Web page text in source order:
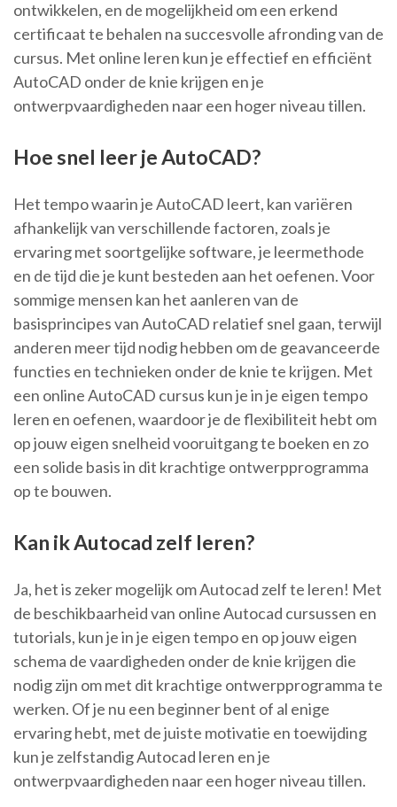
ontwikkelen, en de mogelijkheid om een erkend
certificaat te behalen na succesvolle afronding van de
cursus. Met online leren kun je effectief en efficiënt
AutoCAD onder de knie krijgen en je
ontwerpvaardigheden naar een hoger niveau tillen.
Hoe snel leer je AutoCAD?
Het tempo waarin je AutoCAD leert, kan variëren
afhankelijk van verschillende factoren, zoals je
ervaring met soortgelijke software, je leermethode
en de tijd die je kunt besteden aan het oefenen. Voor
sommige mensen kan het aanleren van de
basisprincipes van AutoCAD relatief snel gaan, terwijl
anderen meer tijd nodig hebben om de geavanceerde
functies en technieken onder de knie te krijgen. Met
een online AutoCAD cursus kun je in je eigen tempo
leren en oefenen, waardoor je de flexibiliteit hebt om
op jouw eigen snelheid vooruitgang te boeken en zo
een solide basis in dit krachtige ontwerpprogramma
op te bouwen.
Kan ik Autocad zelf leren?
Ja, het is zeker mogelijk om Autocad zelf te leren! Met
de beschikbaarheid van online Autocad cursussen en
tutorials, kun je in je eigen tempo en op jouw eigen
schema de vaardigheden onder de knie krijgen die
nodig zijn om met dit krachtige ontwerpprogramma te
werken. Of je nu een beginner bent of al enige
ervaring hebt, met de juiste motivatie en toewijding
kun je zelfstandig Autocad leren en je
ontwerpvaardigheden naar een hoger niveau tillen.